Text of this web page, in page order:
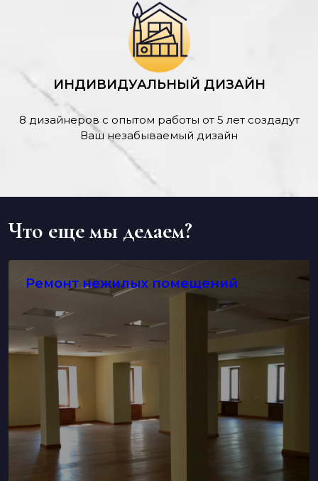
ИНДИВИДУАЛЬНЫЙ ДИЗАЙН
8 дизайнеров с опытом работы от 5 лет создадут
Ваш незабываемый дизайн
Что еще мы делаем?
Ремонт нежилых помещений